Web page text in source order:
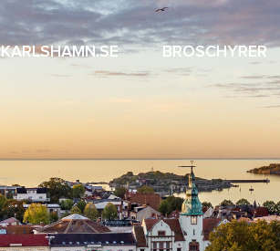
KARLSHAMN.SE BROSCHYRER